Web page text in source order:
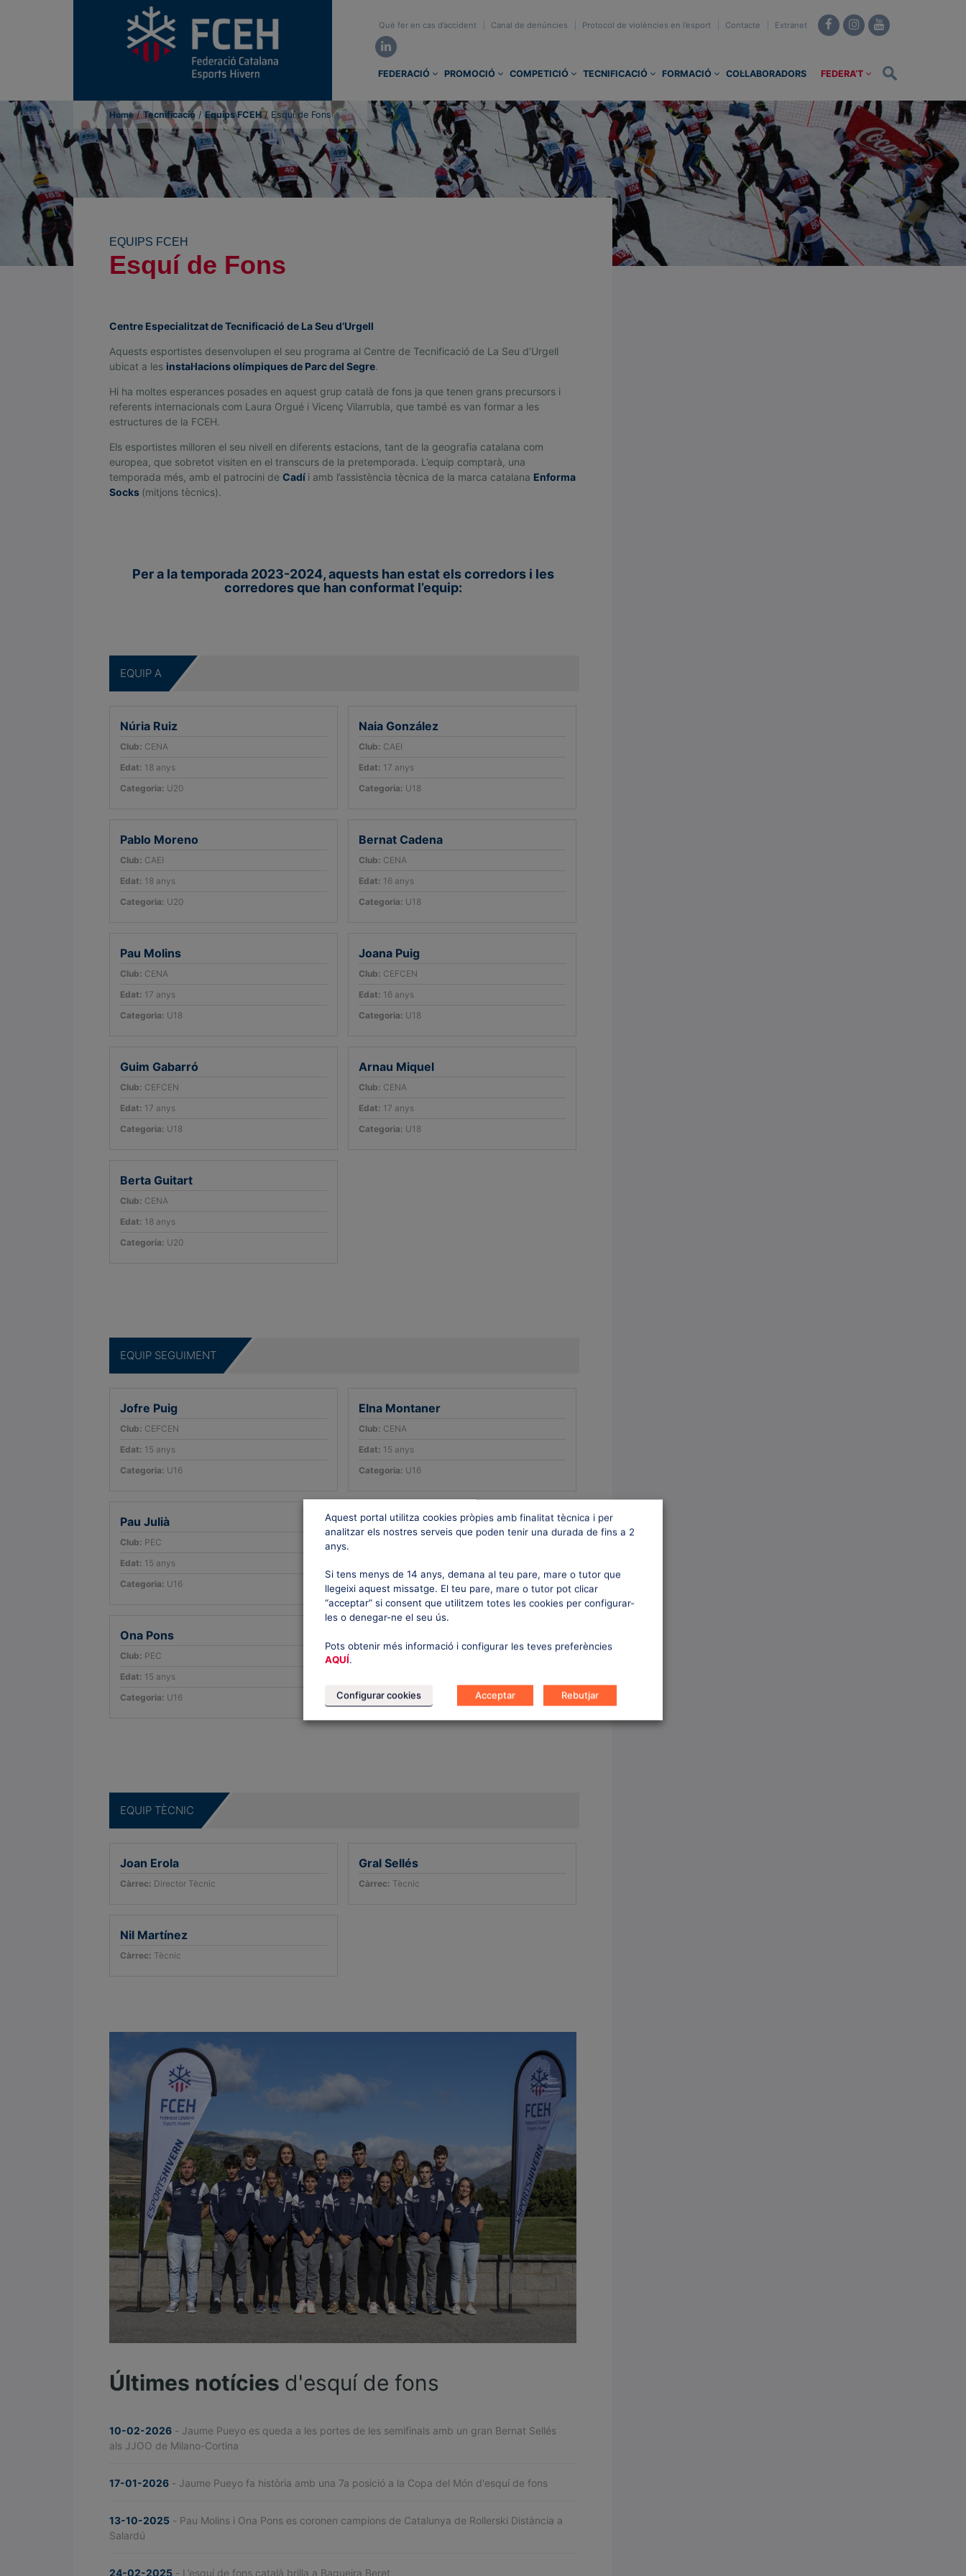
Què fer en cas d’accident Canal de denúncies Protocol de violències en l’esport Contacte Extranet
FEDERACIÓ PROMOCIÓ COMPETICIÓ TECNIFICACIÓ FORMACIÓ COL·LABORADORS FEDERA’T
Home / Tecnificació / Equips FCEH / Esquí de Fons
EQUIPS FCEH
Esquí de Fons
S
Q
U
Í
D
E
F
N
S
Centre Especialitzat de Tecnificació de La Seu d’Urgell
Aquests esportistes desenvolupen el seu programa al Centre de Tecnificació de La Seu d’Urgell
ubicat a les instal·lacions olímpiques de Parc del Segre.
Hi ha moltes esperances posades en aquest grup català de fons ja que tenen grans precursors i
referents internacionals com Laura Orgué i Vicenç Vilarrubla, que també es van formar a les
estructures de la FCEH.
Els esportistes milloren el seu nivell en diferents estacions, tant de la geografia catalana com
europea, que sobretot visiten en el transcurs de la pretemporada. L’equip comptarà, una
temporada més, amb el patrocini de Cadí i amb l’assistència tècnica de la marca catalana Enforma
Socks (mitjons tècnics).
Per a la temporada 2023-2024, aquests han estat els corredors i les
corredores que han conformat l’equip:
EQUIP A
Núria Ruiz
Club: CENA
Edat: 18 anys
Categoria: U20
Pablo Moreno
Club: CAEI
Edat: 18 anys
Categoria: U20
Pau Molins
Club: CENA
Edat: 17 anys
Categoria: U18
Guim Gabarró
Club: CEFCEN
Edat: 17 anys
Categoria: U18
Berta Guitart
Club: CENA
Edat: 18 anys
Categoria: U20
Naia González
Club: CAEI
Edat: 17 anys
Categoria: U18
Bernat Cadena
Club: CENA
Edat: 16 anys
Categoria: U18
Joana Puig
Club: CEFCEN
Edat: 16 anys
Categoria: U18
Arnau Miquel
Club: CENA
Edat: 17 anys
Categoria: U18
EQUIP SEGUIMENT
Jofre Puig
Club: CEFCEN
Edat: 15 anys
Categoria: U16
Pau Julià
Club: PEC
Edat: 15 anys
Categoria: U16
Ona Pons
Club: PEC
Edat: 15 anys
Categoria: U16
Elna Montaner
Club: CENA
Edat: 15 anys
Categoria: U16
Aniol Borrell
Categoria:U23
EQUIP TÈCNIC
Joan Erola
Càrrec: Director Tècnic
Nil Martínez
Càrrec: Tècnic
Gral Sellés
Càrrec: Tècnic
Últimes notícies d'esquí de fons
10-02-2026 - Jaume Pueyo es queda a les portes de les semifinals amb un gran Bernat Sellés
als JJOO de Milano-Cortina
17-01-2026 - Jaume Pueyo fa història amb una 7a posició a la Copa del Món d'esquí de fons
13-10-2025 - Pau Molins i Ona Pons es coronen campions de Catalunya de Rollerski Distància a
Salardú
24-02-2025 - L’esquí de fons català brilla a Baqueira Beret
Aquest portal utilitza cookies pròpies amb finalitat tècnica i per
analitzar els nostres serveis que poden tenir una durada de fins a 2
anys.
Si tens menys de 14 anys, demana al teu pare, mare o tutor que
llegeixi aquest missatge. El teu pare, mare o tutor pot clicar
“acceptar” si consent que utilitzem totes les cookies per configurar-
les o denegar-ne el seu ús.
Pots obtenir més informació i configurar les teves preferències
AQUÍ.
Configurar cookies Acceptar Rebutjar